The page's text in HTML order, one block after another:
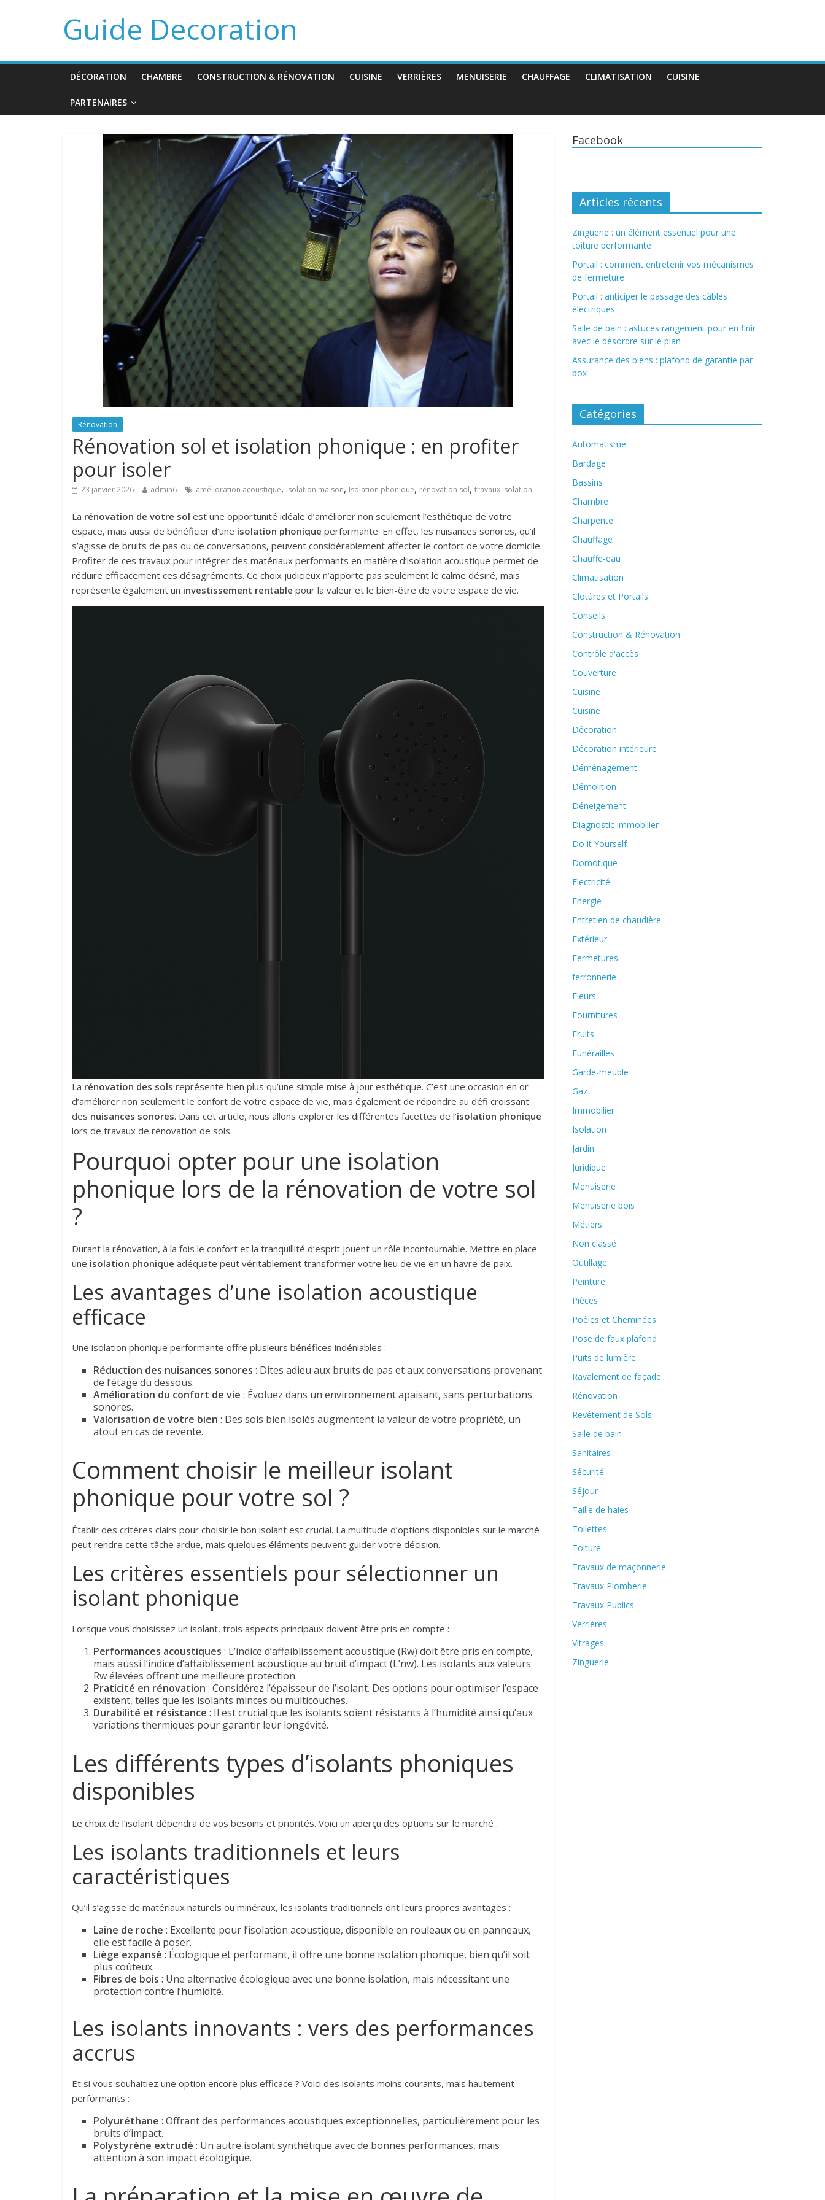
Guide Decoration
DÉCORATION CHAMBRE CONSTRUCTION & RÉNOVATION CUISINE VERRIÈRES MENUISERIE CHAUFFAGE CLIMATISATION CUISINE
PARTENAIRES
Rénovation
Rénovation sol et isolation phonique : en profiter
pour isoler
23 janvier 2026 admin6 amélioration acoustique, isolation maison, Isolation phonique, rénovation sol, travaux isolation
La rénovation de votre sol est une opportunité idéale d’améliorer non seulement l’esthétique de votre
espace, mais aussi de bénéficier d’une isolation phonique performante. En effet, les nuisances sonores, qu’il
s’agisse de bruits de pas ou de conversations, peuvent considérablement affecter le confort de votre domicile.
Profiter de ces travaux pour intégrer des matériaux performants en matière d’isolation acoustique permet de
réduire efficacement ces désagréments. Ce choix judicieux n’apporte pas seulement le calme désiré, mais
représente également un investissement rentable pour la valeur et le bien-être de votre espace de vie.
La rénovation des sols représente bien plus qu’une simple mise à jour esthétique. C’est une occasion en or
d’améliorer non seulement le confort de votre espace de vie, mais également de répondre au défi croissant
des nuisances sonores. Dans cet article, nous allons explorer les différentes facettes de l’isolation phonique
lors de travaux de rénovation de sols.
Pourquoi opter pour une isolation
phonique lors de la rénovation de votre sol
?
Durant la rénovation, à la fois le confort et la tranquillité d’esprit jouent un rôle incontournable. Mettre en place
une isolation phonique adéquate peut véritablement transformer votre lieu de vie en un havre de paix.
Les avantages d’une isolation acoustique
efficace
Une isolation phonique performante offre plusieurs bénéfices indéniables :
Réduction des nuisances sonores : Dites adieu aux bruits de pas et aux conversations provenant
de l’étage du dessous.
Amélioration du confort de vie : Évoluez dans un environnement apaisant, sans perturbations
sonores.
Valorisation de votre bien : Des sols bien isolés augmentent la valeur de votre propriété, un
atout en cas de revente.
Comment choisir le meilleur isolant
phonique pour votre sol ?
Établir des critères clairs pour choisir le bon isolant est crucial. La multitude d’options disponibles sur le marché
peut rendre cette tâche ardue, mais quelques éléments peuvent guider votre décision.
Les critères essentiels pour sélectionner un
isolant phonique
Lorsque vous choisissez un isolant, trois aspects principaux doivent être pris en compte :
Performances acoustiques : L’indice d’affaiblissement acoustique (Rw) doit être pris en compte,
mais aussi l’indice d’affaiblissement acoustique au bruit d’impact (L’nw). Les isolants aux valeurs
Rw élevées offrent une meilleure protection.
Praticité en rénovation : Considérez l’épaisseur de l’isolant. Des options pour optimiser l’espace
existent, telles que les isolants minces ou multicouches.
Durabilité et résistance : Il est crucial que les isolants soient résistants à l’humidité ainsi qu’aux
variations thermiques pour garantir leur longévité.
Les différents types d’isolants phoniques
disponibles
Le choix de l’isolant dépendra de vos besoins et priorités. Voici un aperçu des options sur le marché :
Les isolants traditionnels et leurs
caractéristiques
Qu’il s’agisse de matériaux naturels ou minéraux, les isolants traditionnels ont leurs propres avantages :
Laine de roche : Excellente pour l’isolation acoustique, disponible en rouleaux ou en panneaux,
elle est facile à poser.
Liège expansé : Écologique et performant, il offre une bonne isolation phonique, bien qu’il soit
plus coûteux.
Fibres de bois : Une alternative écologique avec une bonne isolation, mais nécessitant une
protection contre l’humidité.
Les isolants innovants : vers des performances
accrus
Et si vous souhaitiez une option encore plus efficace ? Voici des isolants moins courants, mais hautement
performants :
Polyuréthane : Offrant des performances acoustiques exceptionnelles, particulièrement pour les
bruits d’impact.
Polystyrène extrudé : Un autre isolant synthétique avec de bonnes performances, mais
attention à son impact écologique.
Facebook
Articles récents
Zinguerie : un élément essentiel pour une
toiture performante
Portail : comment entretenir vos mécanismes
de fermeture
Portail : anticiper le passage des câbles
électriques
Salle de bain : astuces rangement pour en finir
avec le désordre sur le plan
Assurance des biens : plafond de garantie par
box
Catégories
Automatisme
Bardage
Bassins
Chambre
Charpente
Chauffage
Chauffe-eau
Climatisation
Clotûres et Portails
Conseils
Construction & Rénovation
Contrôle d'accès
Couverture
Cuisine
Cuisine
Décoration
Décoration intérieure
Déménagement
Démolition
Déneigement
Diagnostic immobilier
Do it Yourself
Domotique
Electricité
Energie
Entretien de chaudière
Extérieur
Fermetures
ferronnerie
Fleurs
Fournitures
Fruits
Funérailles
Garde-meuble
Gaz
Immobilier
Isolation
Jardin
Juridique
Menuiserie
Menuiserie bois
Métiers
Non classé
Outillage
Peinture
Pièces
Poêles et Cheminées
Pose de faux plafond
Puits de lumière
Ravalement de façade
Rénovation
Revêtement de Sols
Salle de bain
Sanitaires
Sécurité
Séjour
Taille de haies
Toilettes
Toiture
Travaux de maçonnerie
Travaux Plomberie
Travaux Publics
Verrières
Vitrages
Zinguerie